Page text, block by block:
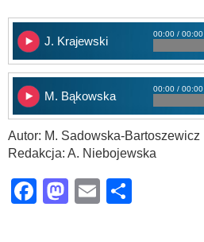
J. Krajewski
00:00 / 00:00
M. Bąkowska
00:00 / 00:00
Autor: M. Sadowska-Bartoszewicz
Redakcja: A. Niebojewska
Facebook
Mastodon
Email